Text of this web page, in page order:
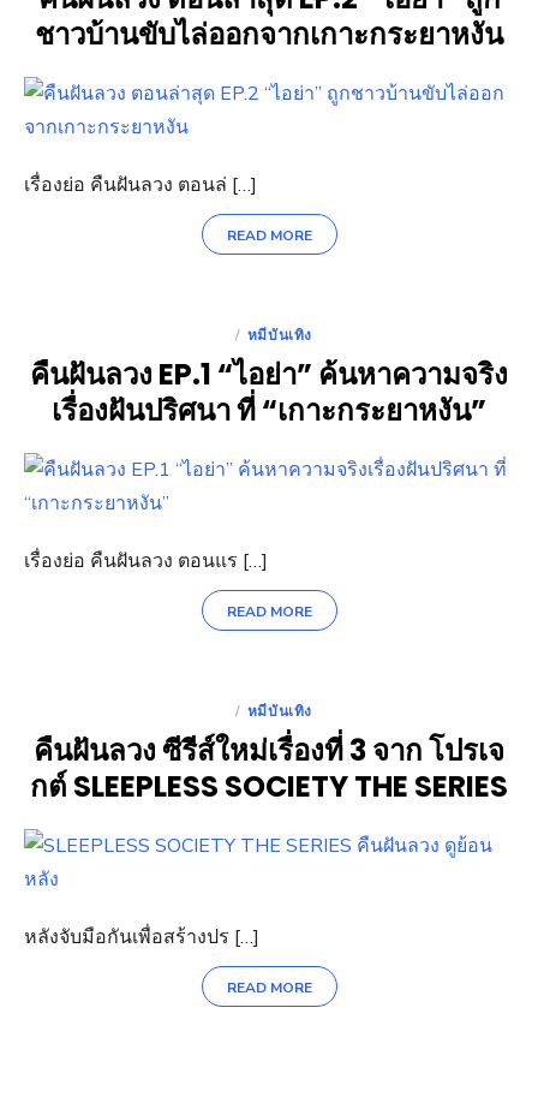
ชาวบ้านขับไล่ออกจากเกาะกระยาหงัน
เรื่องย่อ คืนฝันลวง ตอนล่ […]
READ MORE
POSTED
ON
หมีบันเทิง
คืนฝันลวง EP.1 “ไอย่า” ค้นหาความจริง
เรื่องฝันปริศนา ที่ “เกาะกระยาหงัน”
เรื่องย่อ คืนฝันลวง ตอนแร […]
READ MORE
POSTED
ON
หมีบันเทิง
คืนฝันลวง ซีรีส์ใหม่เรื่องที่ 3 จาก โปรเจ
กต์ SLEEPLESS SOCIETY THE SERIES
หลังจับมือกันเพื่อสร้างปร […]
READ MORE